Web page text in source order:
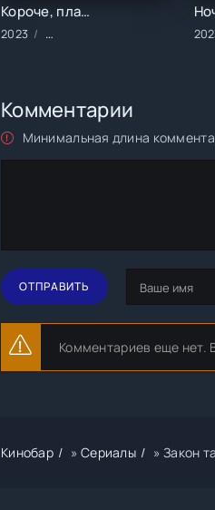
Короче, план такой (1 сезон)
2023 Сериалы/2023 год/
Комментарии
Минимальная длина
ОТПРАВИТЬ
Комментариев еще нет.
Кинобар »Сериалы » Закон